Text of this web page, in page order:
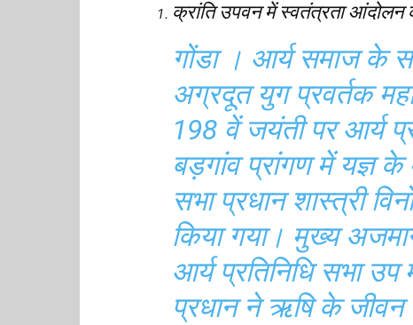
क्रांति उपवन में स्वतंत्रता आंदोलन
गोंडा । आर्य समाज के
अग्रदूत युग प्रवर्तक
198 वें जयंती पर आर्य
बड़गांव प्रांगण में यज्ञ के
सभा प्रधान शास्त्री
किया गया। मुख्य
आर्य प्रतिनिधि सभा उप
प्रधान ने ऋषि के जीवन